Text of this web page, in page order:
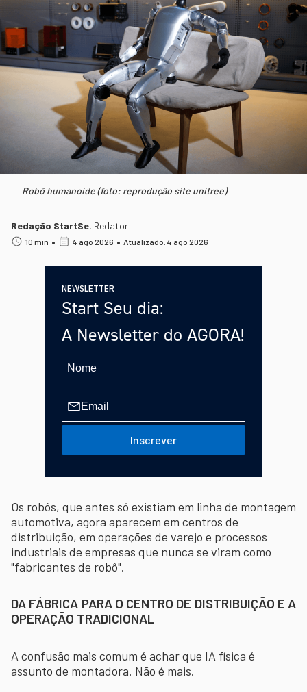
Robô humanoide (foto: reprodução site unitree)
Redação StartSe, Redator
10 min • 4 ago 2026 • Atualizado: 4 ago 2026
NEWSLETTER
Start Seu dia:
A Newsletter do AGORA!
Inscrever
Os robôs, que antes só existiam em linha de montagem
automotiva, agora aparecem em centros de
distribuição, em operações de varejo e processos
industriais de empresas que nunca se viram como
"fabricantes de robô".
DA FÁBRICA PARA O CENTRO DE DISTRIBUIÇÃO E A
OPERAÇÃO TRADICIONAL
A confusão mais comum é achar que IA física é
assunto de montadora. Não é mais.